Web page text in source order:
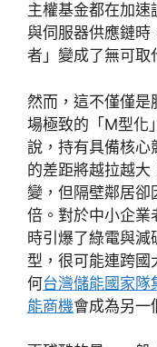
主權基金都在加
與伺服器供應鏈時
者」變成了無可取
然而，這不僅僅
場極致的「M型化
說，持有具備核心
的差距將越拉越大
變，但隔壁鄰居卻
倍。對於中小企業
時引爆了綠電與
型，很可能連跨國
何台灣儲能國家隊
能商機會成為另一